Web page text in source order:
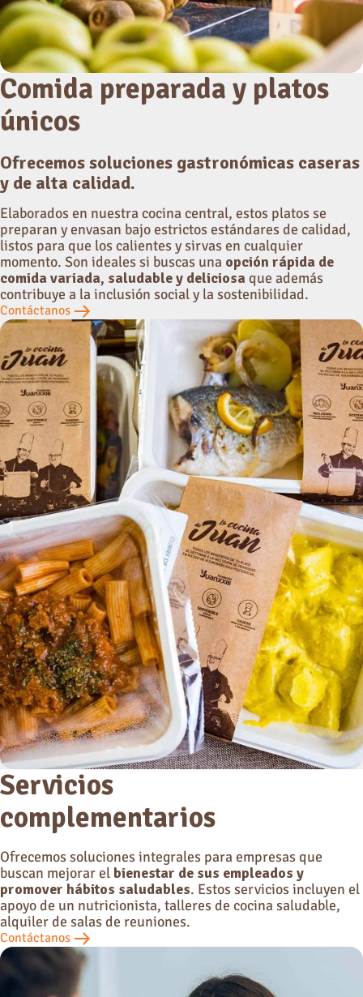
Comida preparada y platos
únicos
Ofrecemos soluciones gastronómicas caseras
y de alta calidad.
Elaborados en nuestra cocina central, estos platos se
preparan y envasan bajo estrictos estándares de calidad,
listos para que los calientes y sirvas en cualquier
momento. Son ideales si buscas una opción rápida de
comida variada, saludable y deliciosa que además
contribuye a la inclusión social y la sostenibilidad.
Contáctanos
Servicios
complementarios
Ofrecemos soluciones integrales para empresas que
buscan mejorar el bienestar de sus empleados y
promover hábitos saludables. Estos servicios incluyen el
apoyo de un nutricionista, talleres de cocina saludable,
alquiler de salas de reuniones.
Contáctanos